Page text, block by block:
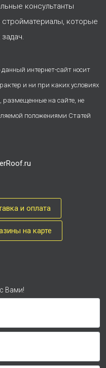
консультанты
которые
интернет-сайт носит
и ни при каких условиях
на сайте, не
положениями Статей
и оплата
на карте
Вами!